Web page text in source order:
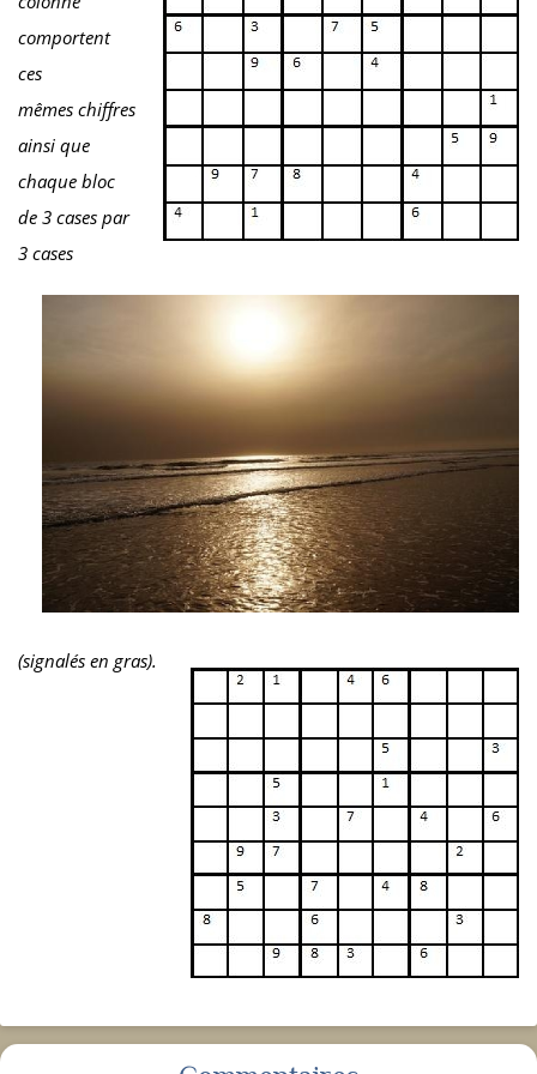
comportent
ces
mêmes chiffres
ainsi que
chaque bloc
de 3 cases par
3 cases
(signalés en gras).